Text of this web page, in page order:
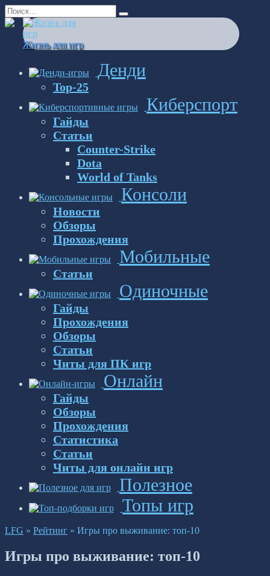
Перейти
к
содержанию
Search
for:
Жизнь для игр
Денди
Top-25
Киберспорт
Гайды
Статьи
Counter-Strike
Dota
World of Tanks
Консоли
Новости
Обзоры
Прохождения
Мобильные
Статьи
Одиночные
Гайды
Прохождения
Обзоры
Статьи
Читы для ПК игр
Онлайн
Гайды
Обзоры
Прохождения
Статистика
Статьи
Читы для онлайн игр
Полезное
Топы игр
LFG » Рейтинг » Игры про выживание: топ-10
Игры про выживание: топ-10